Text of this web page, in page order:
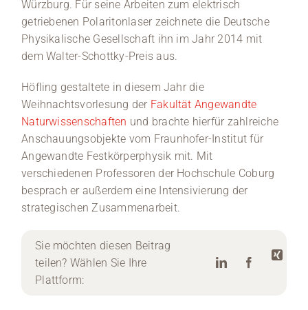
Würzburg. Für seine Arbeiten zum elektrisch
getriebenen Polaritonlaser zeichnete die Deutsche
Physikalische Gesellschaft ihn im Jahr 2014 mit
dem Walter-Schottky-Preis aus.
Höfling gestaltete in diesem Jahr die
Weihnachtsvorlesung der Fakultät Angewandte
Naturwissenschaften und brachte hierfür zahlreiche
Anschauungsobjekte vom Fraunhofer-Institut für
Angewandte Festkörperphysik mit. Mit
verschiedenen Professoren der Hochschule Coburg
besprach er außerdem eine Intensivierung der
strategischen Zusammenarbeit.
Sie möchten diesen Beitrag
teilen? Wählen Sie Ihre
Plattform: